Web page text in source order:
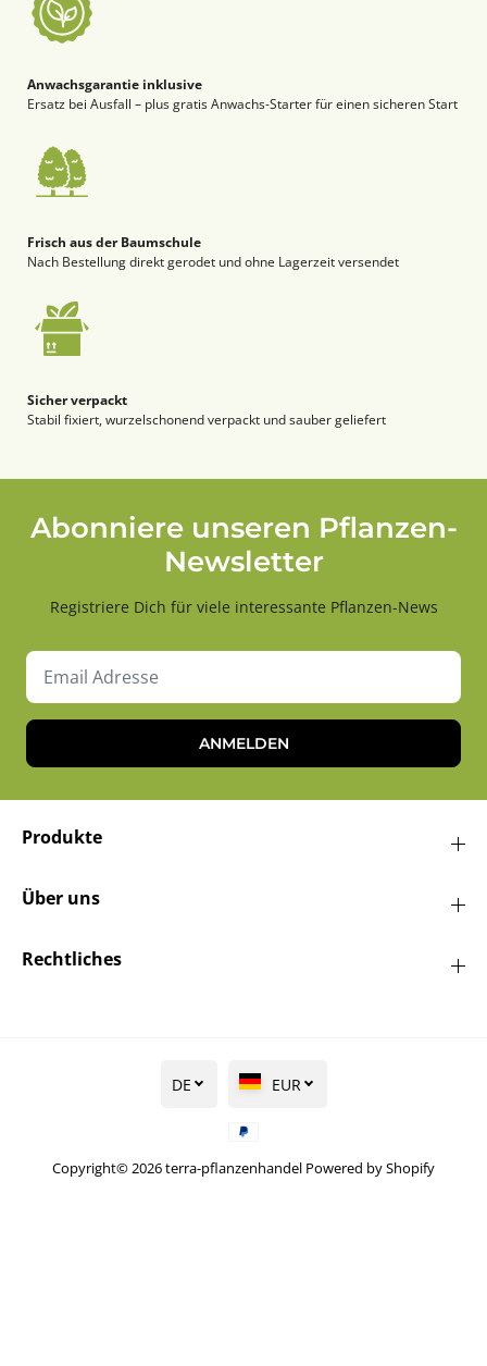
Anwachsgarantie inklusive
Ersatz bei Ausfall – plus gratis Anwachs-Starter für einen sicheren Start
Frisch aus der Baumschule
Nach Bestellung direkt gerodet und ohne Lagerzeit versendet
Sicher verpackt
Stabil fixiert, wurzelschonend verpackt und sauber geliefert
Abonniere unseren Pflanzen-
Newsletter
Registriere Dich für viele interessante Pflanzen-News
ANMELDEN
Produkte
Über uns
Rechtliches
Copyright© 2026terra-pflanzenhandel Powered by Shopify
DE EUR